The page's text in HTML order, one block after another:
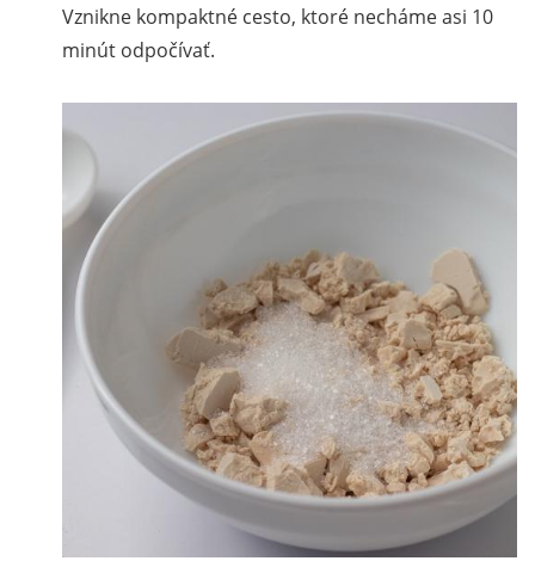
Vznikne kompaktné cesto, ktoré necháme asi 10
minút odpočívať.